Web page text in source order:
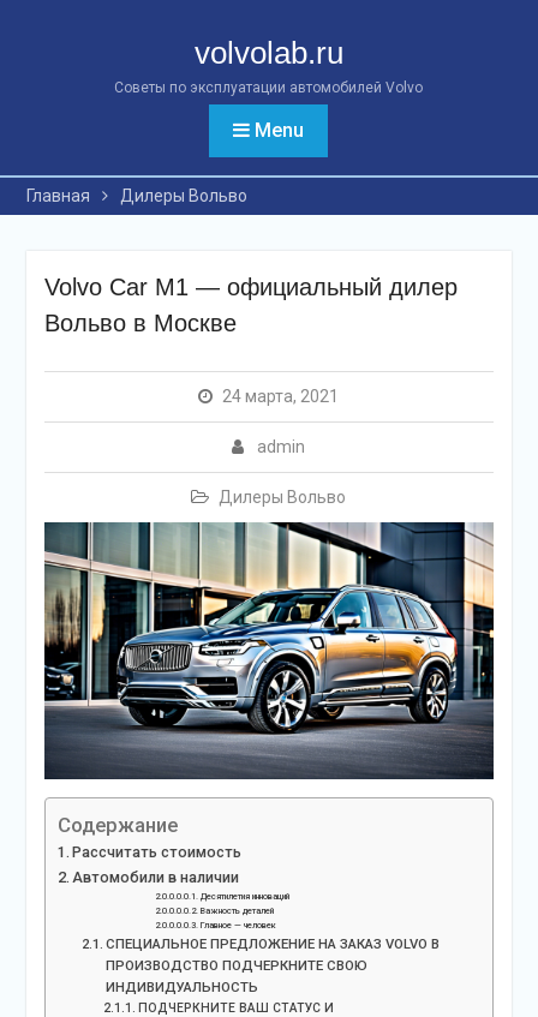
volvolab.ru
Советы по эксплуатации автомобилей Volvo
Menu
Главная Дилеры Вольво
Volvo Car M1 — официальный дилер
Вольво в Москве
24 марта, 2021
admin
Дилеры Вольво
Содержание
Рассчитать стоимость
Автомобили в наличии
Десятилетия инноваций
Важность деталей
Главное — человек
СПЕЦИАЛЬНОЕ ПРЕДЛОЖЕНИЕ НА ЗАКАЗ VOLVO В
ПРОИЗВОДСТВО ПОДЧЕРКНИТЕ СВОЮ
ИНДИВИДУАЛЬНОСТЬ
ПОДЧЕРКНИТЕ ВАШ СТАТУС И